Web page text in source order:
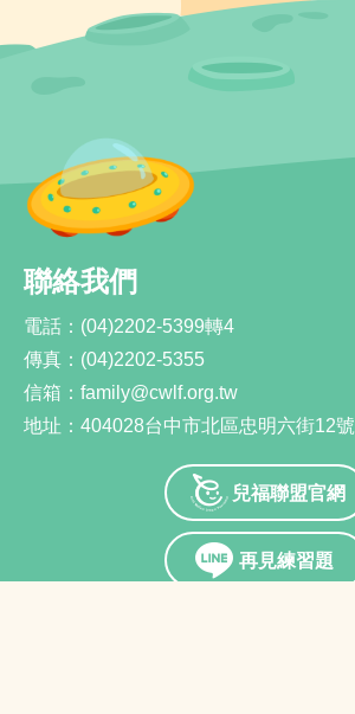
聯絡我們
電話： (04)2202-5399轉4
傳真： (04)2202-5355
信箱： family@cwlf.org.tw
地址： 404028台中市北區忠明六街12號
兒福聯盟官網
再見練習題